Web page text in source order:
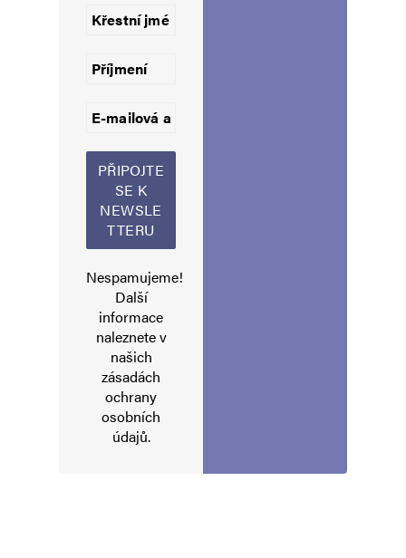
Uložit do prohlížeče jméno, e-mail a webovou stránku pro budoucí
Informujte mě o nových komentářích e-mailem.
Alternative:
Nespamujeme!
Další
informace
naleznete v
našich
zásadách
ochrany
osobních
údajů.